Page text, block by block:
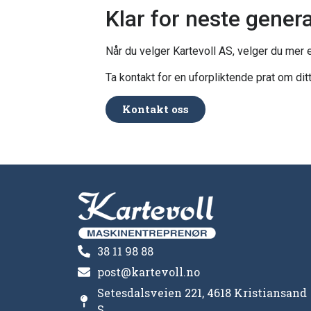
Klar for neste
Når du velger Kartevoll AS, velger du
Ta kontakt for en uforpliktende prat om
Kontakt oss
38 11 98 88
post@kartevoll.no
Setesdalsveien 221, 4618 Kristiansand